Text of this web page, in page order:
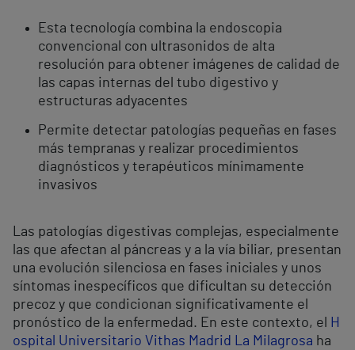
Esta tecnología combina la endoscopia
convencional con ultrasonidos de alta
resolución para obtener imágenes de calidad de
las capas internas del tubo digestivo y
estructuras adyacentes
Permite detectar patologías pequeñas en fases
más tempranas y realizar procedimientos
diagnósticos y terapéuticos mínimamente
invasivos
Las patologías digestivas complejas, especialmente
las que afectan al páncreas y a la vía biliar, presentan
una evolución silenciosa en fases iniciales y unos
síntomas inespecíficos que dificultan su detección
precoz y que condicionan significativamente el
pronóstico de la enfermedad. En este contexto, el
H
ospital Universitario Vithas Madrid La Milagrosa ha